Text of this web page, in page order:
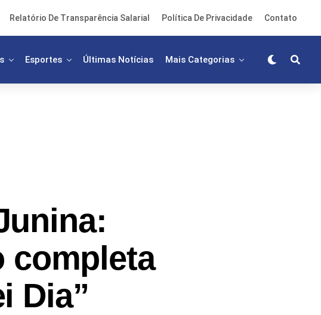
Relatório De Transparência Salarial Política De Privacidade Contato
Esportes Últimas Notícias Mais Categorias
completa
Dia”